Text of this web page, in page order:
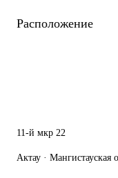
Расположение
11-й мкр 22
Актау · Мангистауская